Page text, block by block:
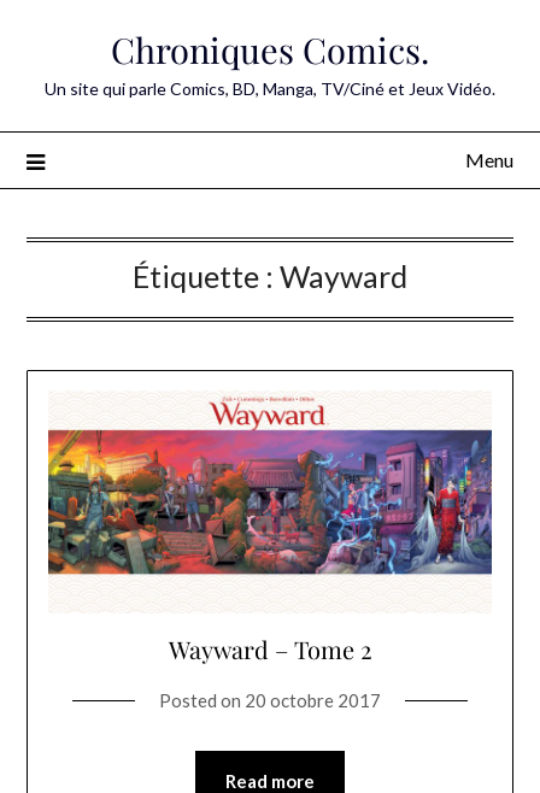
Chroniques Comics.
Un site qui parle Comics, BD, Manga, TV/Ciné et Jeux Vidéo.
Menu
Étiquette : Wayward
Wayward – Tome 2
Posted on 20 octobre 2017
Read more